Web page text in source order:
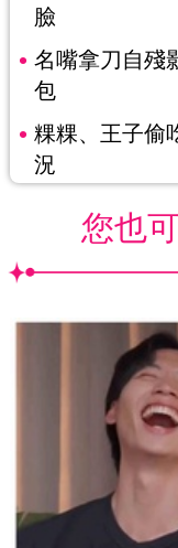
臉
名嘴拿刀自殘
包
粿粿、王子
況
您也